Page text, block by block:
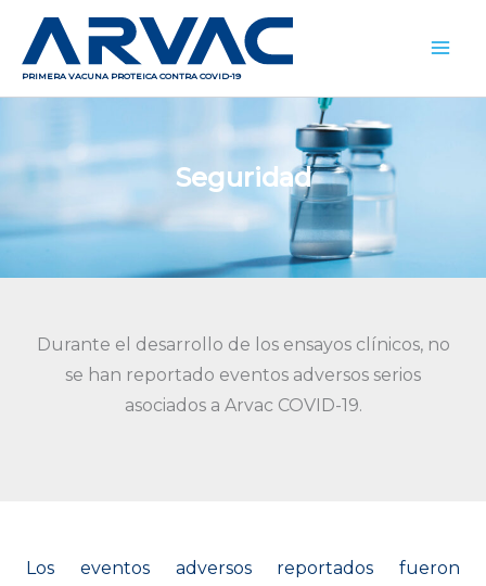
contenido
PRIMERA VACUNA PROTEICA CONTRA COVID-19
Seguridad
Durante el desarrollo de los ensayos clínicos, no
se han reportado eventos adversos serios
asociados a Arvac COVID-19.
Los eventos adversos reportados fueron